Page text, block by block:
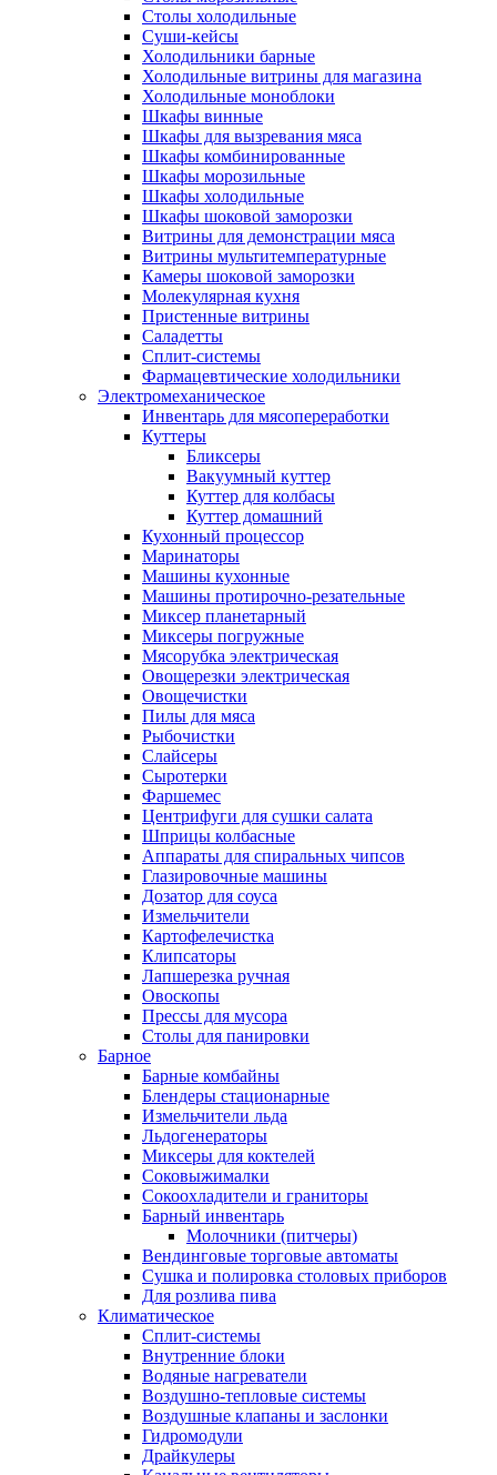
Столы холодильные
Суши-кейсы
Холодильники барные
Холодильные витрины для магазина
Холодильные моноблоки
Шкафы винные
Шкафы для вызревания мяса
Шкафы комбинированные
Шкафы морозильные
Шкафы холодильные
Шкафы шоковой заморозки
Витрины для демонстрации мяса
Витрины мультитемпературные
Камеры шоковой заморозки
Молекулярная кухня
Пристенные витрины
Саладетты
Сплит-системы
Фармацевтические холодильники
Электромеханическое
Инвентарь для мясопереработки
Куттеры
Бликсеры
Вакуумный куттер
Куттер для колбасы
Куттер домашний
Кухонный процессор
Маринаторы
Машины кухонные
Машины протирочно-резательные
Миксер планетарный
Миксеры погружные
Мясорубка электрическая
Овощерезки электрическая
Овощечистки
Пилы для мяса
Рыбочистки
Слайсеры
Сыротерки
Фаршемес
Центрифуги для сушки салата
Шприцы колбасные
Аппараты для спиральных чипсов
Глазировочные машины
Дозатор для соуса
Измельчители
Картофелечистка
Клипсаторы
Лапшерезка ручная
Овоскопы
Прессы для мусора
Столы для панировки
Барное
Барные комбайны
Блендеры стационарные
Измельчители льда
Льдогенераторы
Миксеры для коктелей
Соковыжималки
Сокоохладители и граниторы
Барный инвентарь
Молочники (питчеры)
Вендинговые торговые автоматы
Сушка и полировка столовых приборов
Для розлива пива
Климатическое
Сплит-системы
Внутренние блоки
Водяные нагреватели
Воздушно-тепловые системы
Воздушные клапаны и заслонки
Гидромодули
Драйкулеры